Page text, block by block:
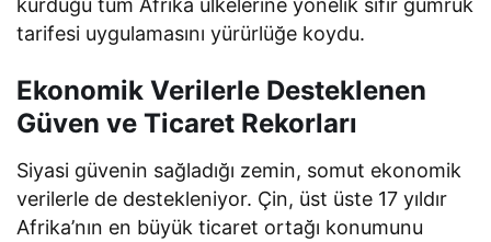
kurduğu tüm Afrika ülkelerine yönelik sıfır gümrük
tarifesi uygulamasını yürürlüğe koydu.
Ekonomik Verilerle Desteklenen
Güven ve Ticaret Rekorları
Siyasi güvenin sağladığı zemin, somut ekonomik
verilerle de destekleniyor. Çin, üst üste 17 yıldır
Afrika’nın en büyük ticaret ortağı konumunu